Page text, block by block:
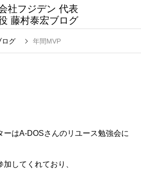
社フジデン 代表
藤村泰宏ブログ
ログ 年間MVP
ーはA-DOSさんのリユース勉強会に
してくれており、